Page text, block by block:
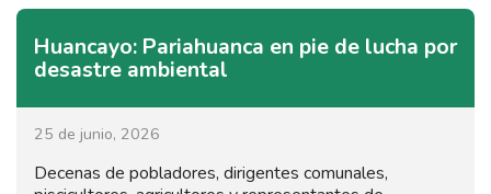
Huancayo: Pariahuanca en pie de lucha por
desastre ambiental
25 de junio, 2026
Decenas de pobladores, dirigentes comunales,